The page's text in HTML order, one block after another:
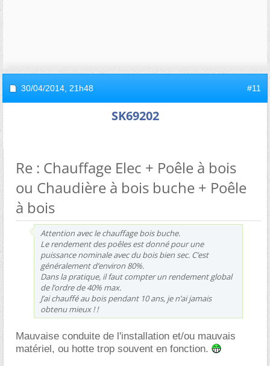
30/04/2014, 21h48 #11
SK69202
Re : Chauffage Elec + Poêle à bois
ou Chaudière à bois buche + Poêle
à bois
Attention avec le chauffage bois buche.
Le rendement des poêles est donné pour une
puissance nominale avec du bois bien sec. C’est
généralement d’environ 80%.
Dans la pratique, il faut compter un rendement global
de l’ordre de 40% max.
J’ai chauffé au bois pendant 10 ans, je n’ai jamais
obtenu mieux ! !
Mauvaise conduite de l'installation et/ou mauvais
matériel, ou hotte trop souvent en fonction.